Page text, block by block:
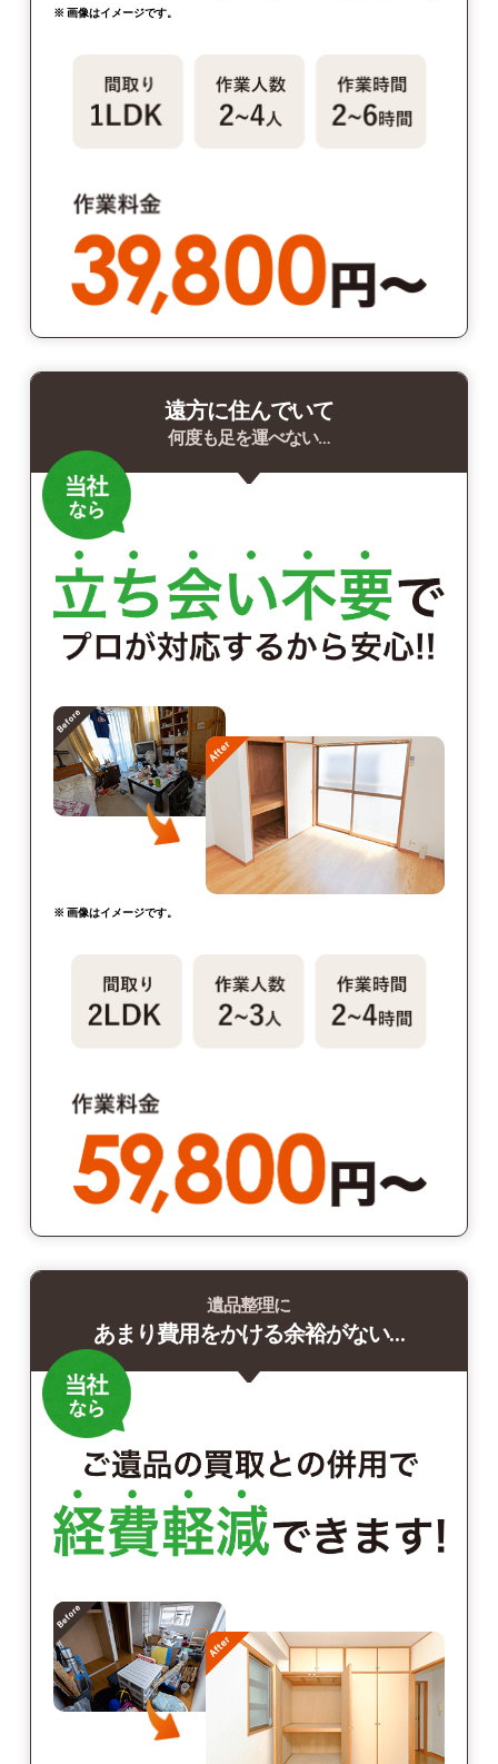
※ 画像はイメージです。
遠方に住んでいて
何度も足を運べない…
※ 画像はイメージです。
遺品整理に
あまり費用をかける余裕がない…